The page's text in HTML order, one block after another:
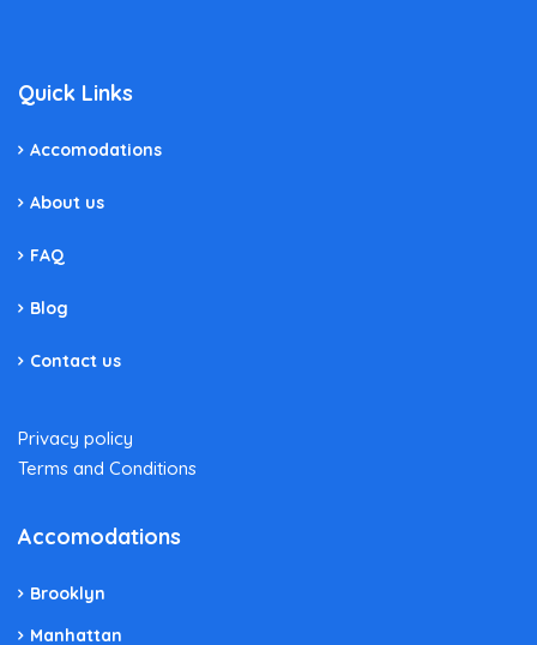
Quick Links
Accomodations
About us
FAQ
Blog
Contact us
Privacy policy
Terms and Conditions
Accomodations
Brooklyn
Manhattan